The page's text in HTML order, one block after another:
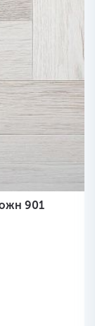
901